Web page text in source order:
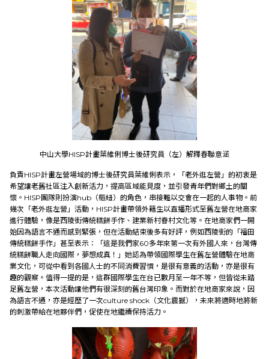
中山大學HISP計畫葉維俐博士後研究員（左）解釋春聯意涵
負責HISP計畫左營場域的博士後研究員葉維俐表示，「老外逛左營」的初衷是
希望讓老舊社區注入創新活力，提高區域能見度，並引發青年們對鄉土的關
懷。HISP團隊則扮演hub（樞紐）的角色，串接難以交會在一起的人事物。前
幾次「老外逛左營」活動，HISP計畫帶領外籍生以直播形式至舊左營在地商家
進行體驗，像是西陵街傳統糕餅手作、建業新村眷村文化等。在地商家們一開
始因為語言不通而感到緊張，但在活動結束後多有好評，例如西陵街的「福田
傳統糕餅手作」甚至表示：「這是我們家60多年來第一次有外國人來，台灣傳
統糕餅職人走向國際，夢想成真！」她認為帶領國際學生在舊左營體驗在地商
業文化，可從中看到各國人士的不同消費習慣，是很有意義的活動，亦是很有
趣的觀察。值得一提的是，這群國際學生在台已數月至一年不等，但皆從未踏
足舊左營，本次活動讓他們有很深刻的舊台灣印象。而對於在地商家來說，因
為語言不通，亦是經歷了一次culture shock（文化震撼），未來將適時地將新
的刺激帶給在地夥伴們，促使在地繼續保持活力。